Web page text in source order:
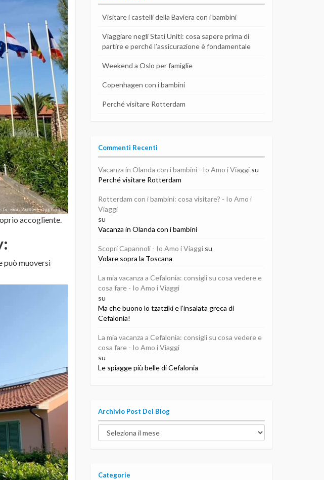
accogliente.
:
può muoversi
Visitare i castelli della Baviera con i bambini
Viaggiare negli Stati Uniti: cosa sapere prima di
partire e perché l’assicurazione è fondamentale
Weekend a Oslo per famiglie
Copenhagen con i bambini
Perché visitare Rotterdam
Commenti Recenti
Vacanza in Olanda con i bambini - Io Amo i Viaggi su
Perché visitare Rotterdam
Rotterdam con i bambini: cosa visitare? - Io Amo i
Viaggi
su
Vacanza in Olanda con i bambini
Scopri Capannoli - Io Amo i Viaggi su
Volare sopra la Toscana
La mia vacanza a Cefalonia: consigli su cosa vedere e
cosa fare - Io Amo i Viaggi
su
Ma che buono lo tzatziki e l’insalata greca di
Cefalonia!
La mia vacanza a Cefalonia: consigli su cosa vedere e
cosa fare - Io Amo i Viaggi
su
Le spiagge più belle di Cefalonia
Archivio Post Del Blog
Archivio
post
Categorie